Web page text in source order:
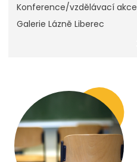
Konference/vzdělávací akce
Galerie Lázně Liberec